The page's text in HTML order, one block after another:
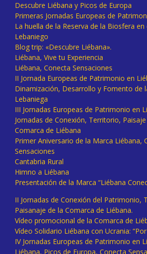
Descubre Liébana y Picos de Europa
Primeras Jornadas Europeas de
La huella de la Reserva de la Biosfera
Lebaniego
Blog trip: «Descubre Liébana».
Liébana, Vive tu Experiencia
Liébana, Conecta Sensaciones
II Jornada Europeas de Patrimonio en
Dinamización, Desarrollo y Fomento de
Lebaniega
III Jornadas Europeas de Patrimonio en
Jornadas de Conexión, Territorio,
Comarca de Liébana
Primer Aniversario de la Marca Liébana,
Sensaciones
Cantabria Rural
Himno a Liébana
Presentación de la Marca “Liébana
II Jornadas de Conexión del Patrimonio,
Paisanaje de la Comarca de Liébana.
Vídeo promocional de la Comarca de
Vídeo Solidario Liébana con Ucrania:
IV Jornadas Europeas de Patrimonio en
Liébana, Picos de Europa, Conecta